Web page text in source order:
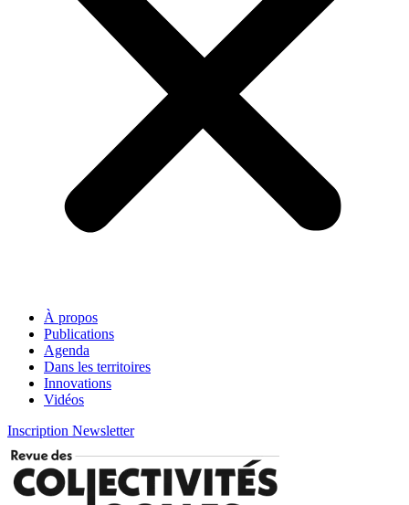
À propos
Publications
Agenda
Dans les territoires
Innovations
Vidéos
Inscription Newsletter